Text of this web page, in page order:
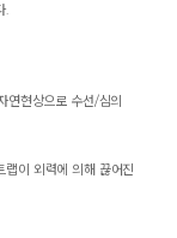
.
연현상으로 수선/심의
랩이 외력에 의해 끊어진